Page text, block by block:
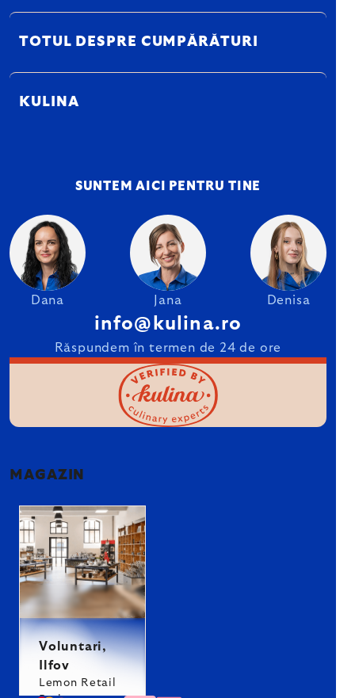
TOTUL DESPRE CUMPĂRĂTURI
KULINA
SUNTEM AICI PENTRU TINE
Dana Jana Denisa
info@kulina.ro
Răspundem în termen de 24 de ore
MAGAZIN
Voluntari,
Ilfov
Lemon Retail